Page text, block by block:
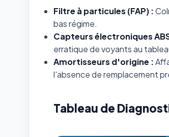
Filtre à particules (FAP) :
bas régime.
Capteurs électroniques
erratique de voyants au
Amortisseurs d'origine :
l'absence de remplacement
Tableau de